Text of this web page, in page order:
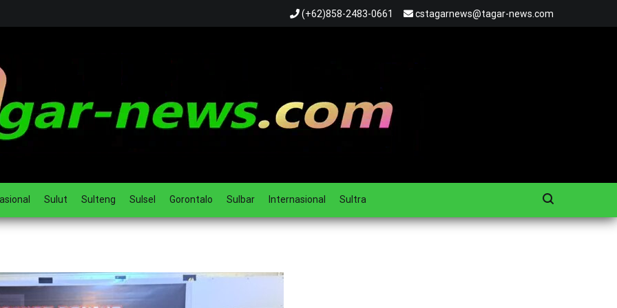
(+62)858-2483-0661 cstagarnews@tagar-news.com
Sulut Sulteng Sulsel Gorontalo Sulbar Internasional Sultra